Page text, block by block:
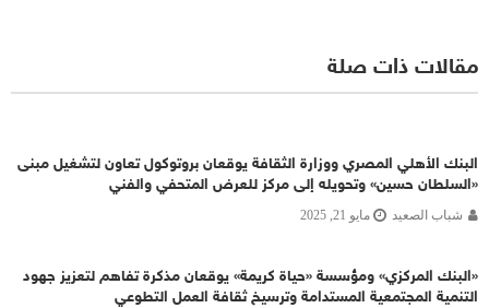
مقالات ذات صلة
البنك الأهلي المصري ووزارة الثقافة يوقعان بروتوكول تعاون لتشغيل مبنى
«السلطان حسين» وتحويله إلى مركز للعرض المتحفي والفني
شباب الصعيد مايو 21, 2025
«البنك المركزي» ومؤسسة «حياة كريمة» يوقعان مذكرة تفاهم لتعزيز جهود
التنمية المجتمعية المستدامة وترسيخ ثقافة العمل التطوعي